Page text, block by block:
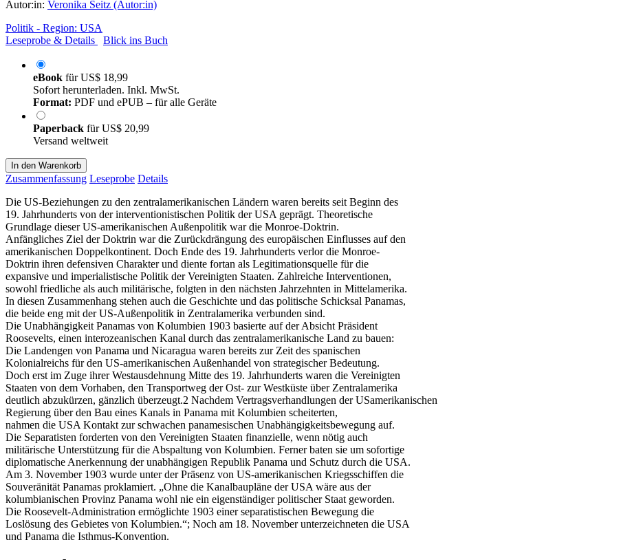
Autor:in: Veronika Seitz (Autor:in)
Politik - Region: USA
Leseprobe & Details
Blick ins Buch
eBook fürUS$ 18,99
Sofort herunterladen. Inkl. MwSt.
Format: PDF und ePUB – für alle Geräte
Paperback fürUS$ 20,99
Versand weltweit
In den Warenkorb
Zusammenfassung Leseprobe Details
Die US-Beziehungen zu den zentralamerikanischen Ländern waren bereits seit Beginn des
19. Jahrhunderts von der interventionistischen Politik der USA geprägt. Theoretische
Grundlage dieser US-amerikanischen Außenpolitik war die Monroe-Doktrin.
Anfängliches Ziel der Doktrin war die Zurückdrängung des europäischen Einflusses auf den
amerikanischen Doppelkontinent. Doch Ende des 19. Jahrhunderts verlor die Monroe-
Doktrin ihren defensiven Charakter und diente fortan als Legitimationsquelle für die
expansive und imperialistische Politik der Vereinigten Staaten. Zahlreiche Interventionen,
sowohl friedliche als auch militärische, folgten in den nächsten Jahrzehnten in Mittelamerika.
In diesen Zusammenhang stehen auch die Geschichte und das politische Schicksal Panamas,
die beide eng mit der US-Außenpolitik in Zentralamerika verbunden sind.
Die Unabhängigkeit Panamas von Kolumbien 1903 basierte auf der Absicht Präsident
Roosevelts, einen interozeanischen Kanal durch das zentralamerikanische Land zu bauen:
Die Landengen von Panama und Nicaragua waren bereits zur Zeit des spanischen
Kolonialreichs für den US-amerikanischen Außenhandel von strategischer Bedeutung.
Doch erst im Zuge ihrer Westausdehnung Mitte des 19. Jahrhunderts waren die Vereinigten
Staaten von dem Vorhaben, den Transportweg der Ost- zur Westküste über Zentralamerika
deutlich abzukürzen, gänzlich überzeugt.2 Nachdem Vertragsverhandlungen der USamerikanischen
Regierung über den Bau eines Kanals in Panama mit Kolumbien scheiterten,
nahmen die USA Kontakt zur schwachen panamesischen Unabhängigkeitsbewegung auf.
Die Separatisten forderten von den Vereinigten Staaten finanzielle, wenn nötig auch
militärische Unterstützung für die Abspaltung von Kolumbien. Ferner baten sie um sofortige
diplomatische Anerkennung der unabhängigen Republik Panama und Schutz durch die USA.
Am 3. November 1903 wurde unter der Präsenz von US-amerikanischen Kriegsschiffen die
Souveränität Panamas proklamiert. „Ohne die Kanalbaupläne der USA wäre aus der
kolumbianischen Provinz Panama wohl nie ein eigenständiger politischer Staat geworden.
Die Roosevelt-Administration ermöglichte 1903 einer separatistischen Bewegung die
Loslösung des Gebietes von Kolumbien.“; Noch am 18. November unterzeichneten die USA
und Panama die Isthmus-Konvention.